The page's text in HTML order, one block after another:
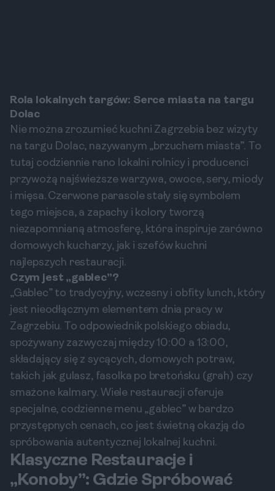
Rola lokalnych targów: Serce miasta na targu
Dolac
Nie można zrozumieć kuchni Zagrzebia bez wizyty
na targu Dolac, nazywanym „brzuchem miasta”. To
tutaj codziennie rano lokalni rolnicy i producenci
przywożą najświeższe warzywa, owoce, sery, miody
i mięsa. Czerwone parasole stały się symbolem
tego miejsca, a zapachy i kolory tworzą
niezapomnianą atmosferę, która inspiruje zarówno
domowych kucharzy, jak i szefów kuchni
najlepszych restauracji.
Czym jest „gablec”?
„Gablec” to tradycyjny, wczesny i obfity lunch, który
jest nieodłącznym elementem dnia pracy w
Zagrzebiu. To odpowiednik polskiego obiadu,
spożywany zazwyczaj między 10:00 a 13:00,
składający się z sycących, domowych potraw,
takich jak gulasz, fasolka po bretońsku (grah) czy
smażone kalmary. Wiele restauracji oferuje
specjalne, codzienne menu „gablec” w bardzo
przystępnych cenach, co jest świetną okazją do
spróbowania autentycznej lokalnej kuchni.
Klasyczne Restauracje i
„Konoby”: Gdzie Spróbować